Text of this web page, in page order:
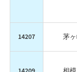
14207 茅